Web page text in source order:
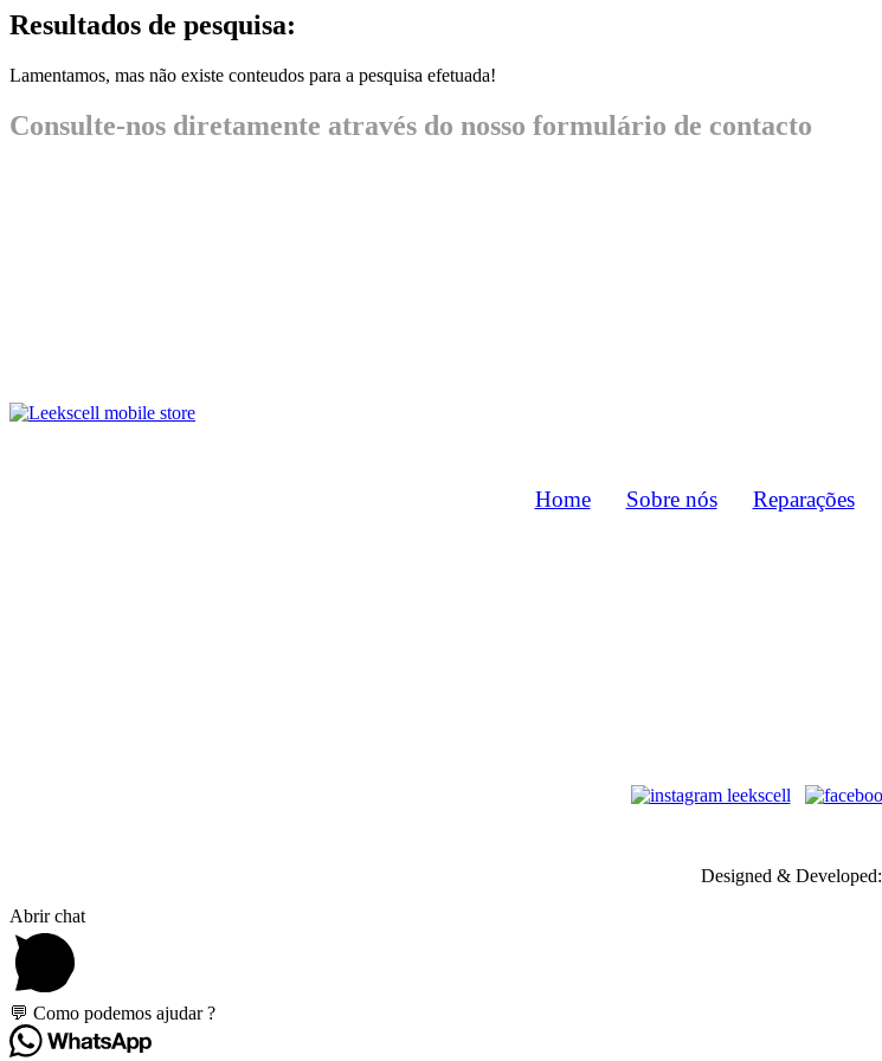
Resultados de pesquisa:
Lamentamos, mas não existe conteudos para a pesquisa efetuada!
Consulte-nos diretamente através do nosso formulário de contacto
Home Sobre nós Reparações
Designed & Developed:
Abrir chat
💬 Como podemos ajudar ?